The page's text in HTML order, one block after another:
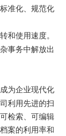
准化、规范化
和使用速度。
事务中解放出
为企业现代化
利用先进的扫
检索、可编辑
案的利用率和